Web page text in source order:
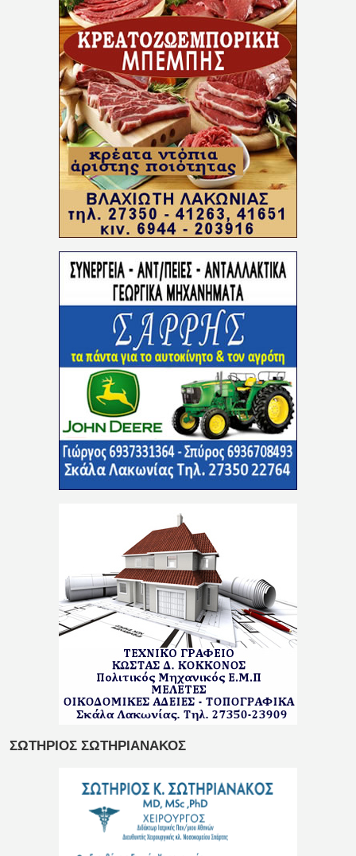
ΣΩΤΗΡΙΟΣ ΣΩΤΗΡΙΑΝΑΚΟΣ